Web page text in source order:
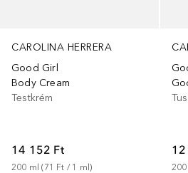
CAROLINA HERRERA
Good Girl
Body Cream
Testkrém
14 152 Ft
200 ml (71 Ft / 1 ml)
200